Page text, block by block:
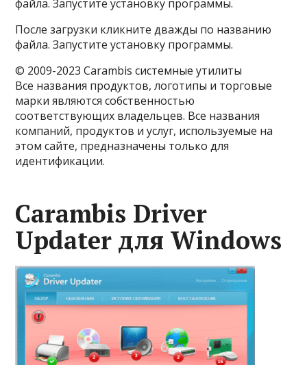
файла. Запустите установку программы.
После загрузки кликните дважды по названию
файла. Запустите установку программы.
© 2009-2023 Carambis системные утилиты
Все названия продуктов, логотипы и торговые
марки являются собственностью
соответствующих владельцев. Все названия
компаний, продуктов и услуг, используемые на
этом сайте, предназначены только для
идентификации.
Carambis Driver
Updater для Windows